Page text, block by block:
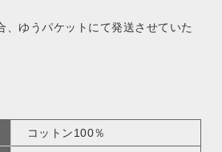
ゆうパケットにて発送させていた
コットン100％